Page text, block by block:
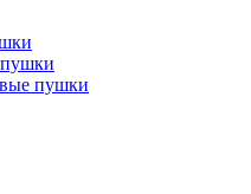
пушки